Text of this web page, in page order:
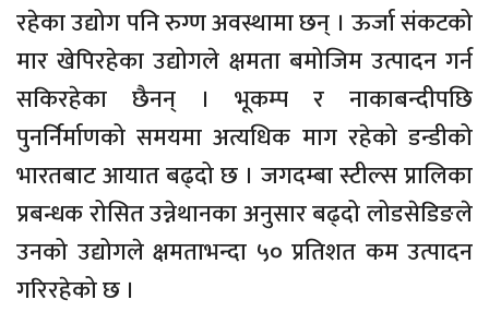
रहेका उद्योग पनि रुग्ण अवस्थामा छन् । ऊर्जा संकटको
मार खेपिरहेका उद्योगले क्षमता बमोजिम उत्पादन गर्न
सकिरहेका छैनन् । भूकम्प र नाकाबन्दीपछि
पुनर्निर्माणको समयमा अत्यधिक माग रहेको डन्डीको
भारतबाट आयात बढ्दो छ । जगदम्बा स्टील्स प्रालिका
प्रबन्धक रोसित उन्नेथानका अनुसार बढ्दो लोडसेडिङले
उनको उद्योगले क्षमताभन्दा ५० प्रतिशत कम उत्पादन
गरिरहेको छ ।